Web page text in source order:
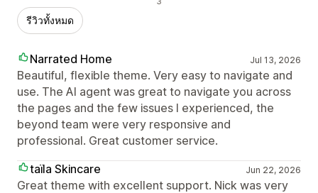
รีวิวทั้งหมด
Narrated Home Jul 13, 2026
Beautiful, flexible theme. Very easy to navigate and
use. The AI agent was great to navigate you across
the pages and the few issues I experienced, the
beyond team were very responsive and
professional. Great customer service.
taїla Skincare
Jun 22, 2026
Great theme with excellent support. Nick was very